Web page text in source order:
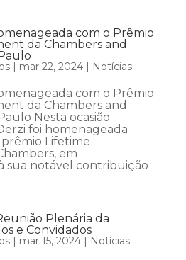
com o Prêmio
da Chambers and
| mar 22, 2024| Notícias
com o Prêmio
da Chambers and
Nesta ocasião
foi homenageada
Lifetime
em
sua notável contribuição
Plenária da
e Convidados
| mar 15, 2024| Notícias